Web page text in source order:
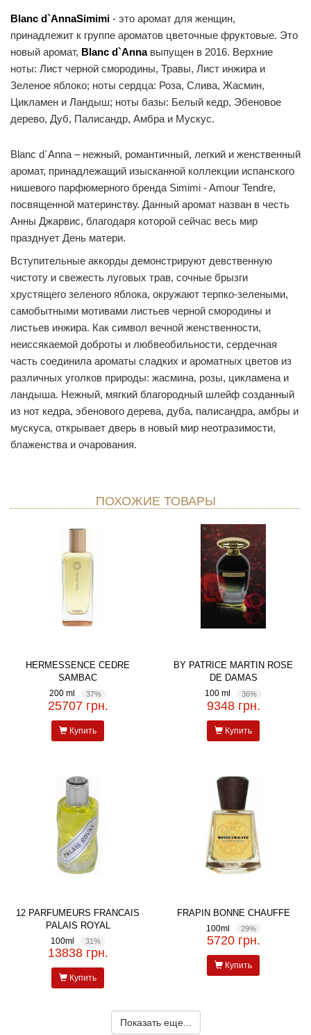
Blanc d`AnnaSimimi - это аромат для женщин,
принадлежит к группе ароматов цветочные фруктовые. Это
новый аромат, Blanc d`Annaвыпущен в 2016. Верхние
ноты: Лист черной смородины, Травы, Лист инжира и
Зеленое яблоко; ноты сердца: Роза, Слива, Жасмин,
Цикламен и Ландыш; ноты базы: Белый кедр, Эбеновое
дерево, Дуб, Палисандр, Амбра и Мускус.
Blanc d`Anna – нежный, романтичный, легкий и женственный
аромат, принадлежащий изысканной коллекции испанского
нишевого парфюмерного бренда Simimi - Amour Tendre,
посвященной материнству. Данный аромат назван в честь
Анны Джарвис, благодаря которой сейчас весь мир
празднует День матери.
Вступительные аккорды демонстрируют девственную
чистоту и свежесть луговых трав, сочные брызги
хрустящего зеленого яблока, окружают терпко-зелеными,
самобытными мотивами листьев черной смородины и
листьев инжира. Как символ вечной женственности,
неиссякаемой доброты и любвеобильности, сердечная
часть соединила ароматы сладких и ароматных цветов из
различных уголков природы: жасмина, розы, цикламена и
ландыша. Нежный, мягкий благородный шлейф созданный
из нот кедра, эбенового дерева, дуба, палисандра, амбры и
мускуса, открывает дверь в новый мир неотразимости,
блаженства и очарования.
ПОХОЖИЕ ТОВАРЫ
HERMESSENCE CEDRE
SAMBAC
200 ml 37%
25707 грн.
Купить
BY PATRICE MARTIN ROSE
DE DAMAS
100 ml 36%
9348 грн.
Купить
12 PARFUMEURS FRANCAIS
PALAIS ROYAL
100ml 31%
13838 грн.
Купить
FRAPIN BONNE CHAUFFE
100ml 29%
5720 грн.
Купить
Показать еще...